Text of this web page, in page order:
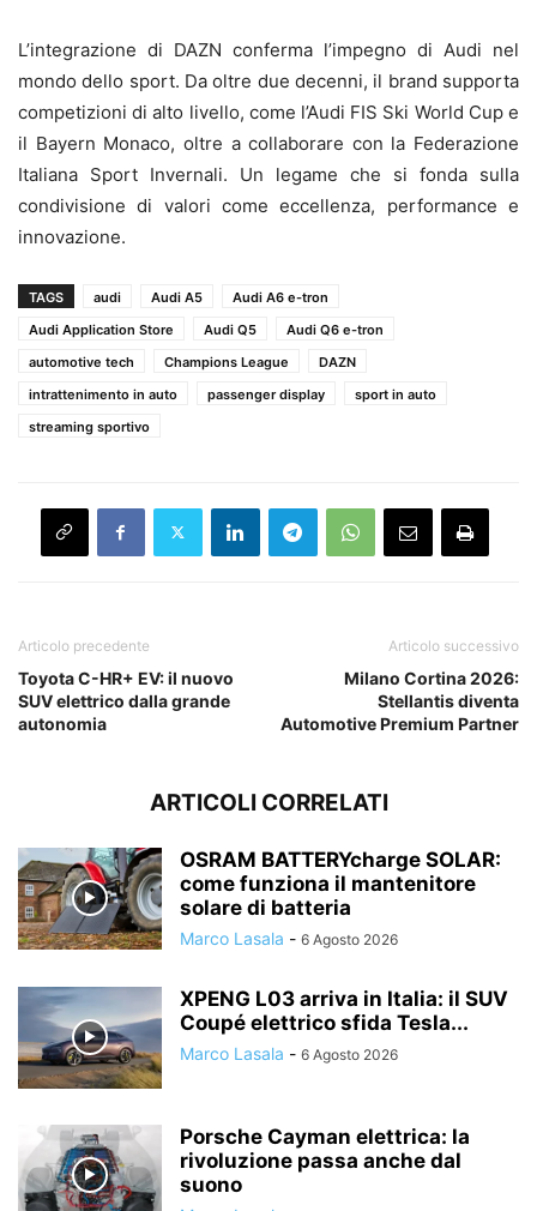
L’integrazione di DAZN conferma l’impegno di Audi nel
mondo dello sport. Da oltre due decenni, il brand supporta
competizioni di alto livello, come l’Audi FIS Ski World Cup e
il Bayern Monaco, oltre a collaborare con la Federazione
Italiana Sport Invernali. Un legame che si fonda sulla
condivisione di valori come eccellenza, performance e
innovazione.
TAGS audi Audi A5
Audi A6 e-tron
Audi Application Store
Audi Q5
Audi Q6 e-tron
automotive tech
Champions League
DAZN
intrattenimento in auto
passenger display
sport in auto
streaming sportivo
Articolo precedente
Toyota C-HR+ EV: il nuovo
SUV elettrico dalla grande
autonomia
Articolo successivo
Milano Cortina 2026:
Stellantis diventa
Automotive Premium Partner
ARTICOLI CORRELATI
OSRAM BATTERYcharge SOLAR:
come funziona il mantenitore
solare di batteria
Marco Lasala - 6 Agosto 2026
XPENG L03 arriva in Italia: il SUV
Coupé elettrico sfida Tesla...
Marco Lasala - 6 Agosto 2026
Porsche Cayman elettrica: la
rivoluzione passa anche dal
suono